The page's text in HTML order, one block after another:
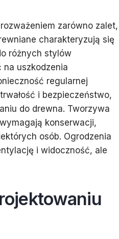
zarówno zalet,
charakteryzują się
różnych stylów
uszkodzenia
regularnej
i bezpieczeństwo,
do drewna. Tworzywa
konserwacji,
osób. Ogrodzenia
i widoczność, ale